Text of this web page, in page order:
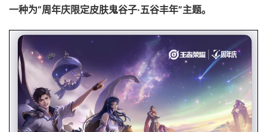
一种为“周年庆限定⽪肤⻤⾕⼦·五⾕丰年”主题。